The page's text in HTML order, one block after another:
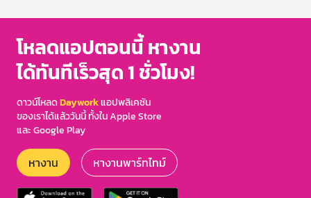
of
โหลดแอปตอนนี้ หางาน
ได้ทันทีเร็วสุด 1 ชั่วโมง!
ดาวน์โหลดDayworkแอปพลิเคชัน
ของเราได้แล้ววันนี้ ทั้งใน Apple Store
และ Google Play
หางาน หางานพาร์ทไทม์